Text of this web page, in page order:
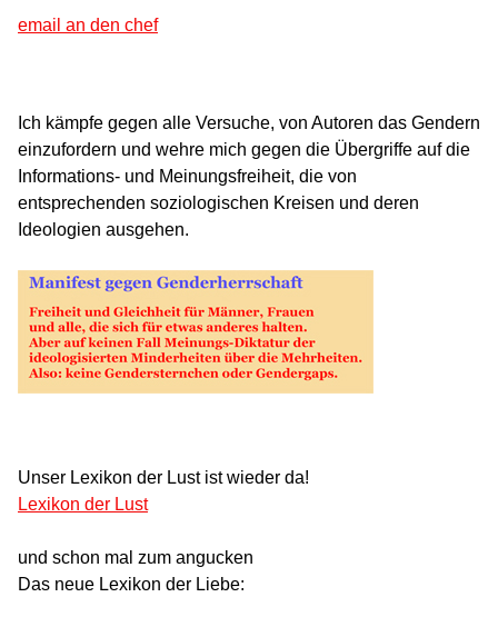
email an den chef
Ich kämpfe gegen alle Versuche, von Autoren das Gendern
einzufordern und wehre mich gegen die Übergriffe auf die
Informations- und Meinungsfreiheit, die von
entsprechenden soziologischen Kreisen und deren
Ideologien ausgehen.
Unser Lexikon der Lust ist wieder da!
Lexikon der Lust
und schon mal zum angucken
Das neue Lexikon der Liebe: